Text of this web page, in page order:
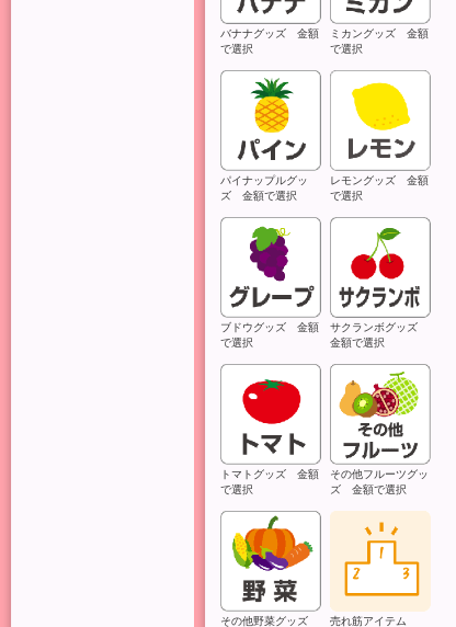
バナナグッズ 金額
で選択
ミカングッズ 金額
で選択
パイナップルグッ
ズ 金額で選択
レモングッズ 金額
で選択
ブドウグッズ 金額
で選択
サクランボグッズ
金額で選択
トマトグッズ 金額
で選択
その他フルーツグッ
ズ 金額で選択
その他野菜グッズ 売れ筋アイテム